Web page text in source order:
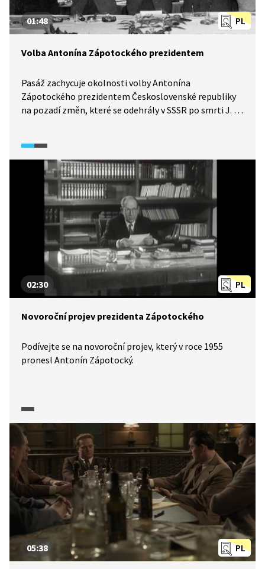
PL
01:48
Volba Antonína Zápotockého prezidentem
Pasáž zachycuje okolnosti volby Antonína
Zápotockého prezidentem Československé republiky
na pozadí změn, které se odehrály v SSSR po smrti J. V.
PL
02:30
Novoroční projev prezidenta Zápotockého
Podívejte se na novoroční projev, který v roce 1955
pronesl Antonín Zápotocký.
PL
05:38